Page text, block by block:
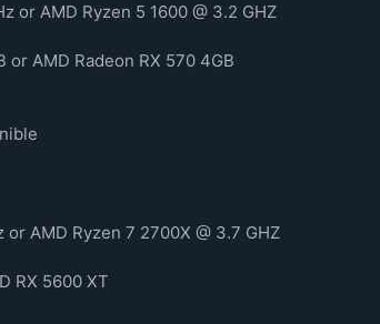
or AMD Ryzen 5 1600 @ 3.2 GHZ
or AMD Radeon RX 570 4GB
AMD Ryzen 7 2700X @ 3.7 GHZ
RX 5600 XT